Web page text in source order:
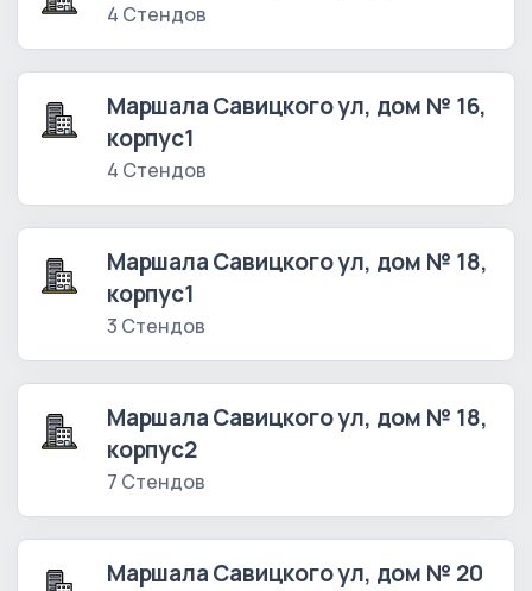
4 Стендов
Маршала Савицкого ул, дом № 16,
корпус1
4 Стендов
Маршала Савицкого ул, дом № 18,
корпус1
3 Стендов
Маршала Савицкого ул, дом № 18,
корпус2
7 Стендов
Маршала Савицкого ул, дом № 20